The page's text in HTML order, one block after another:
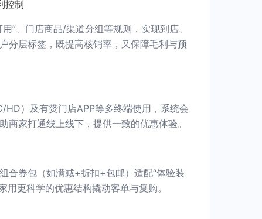
控制
”、门店商品/渠道分组等规则，实现到店、
分层标签，既提高核销率，又保障毛利与预
）及有赞门店APP等多终端使用，系统会
家打通线上线下，提供一致的优惠体验。
合券包（如满减+折扣+包邮）适配“体验装
用更科学的优惠结构撬动客单与复购。